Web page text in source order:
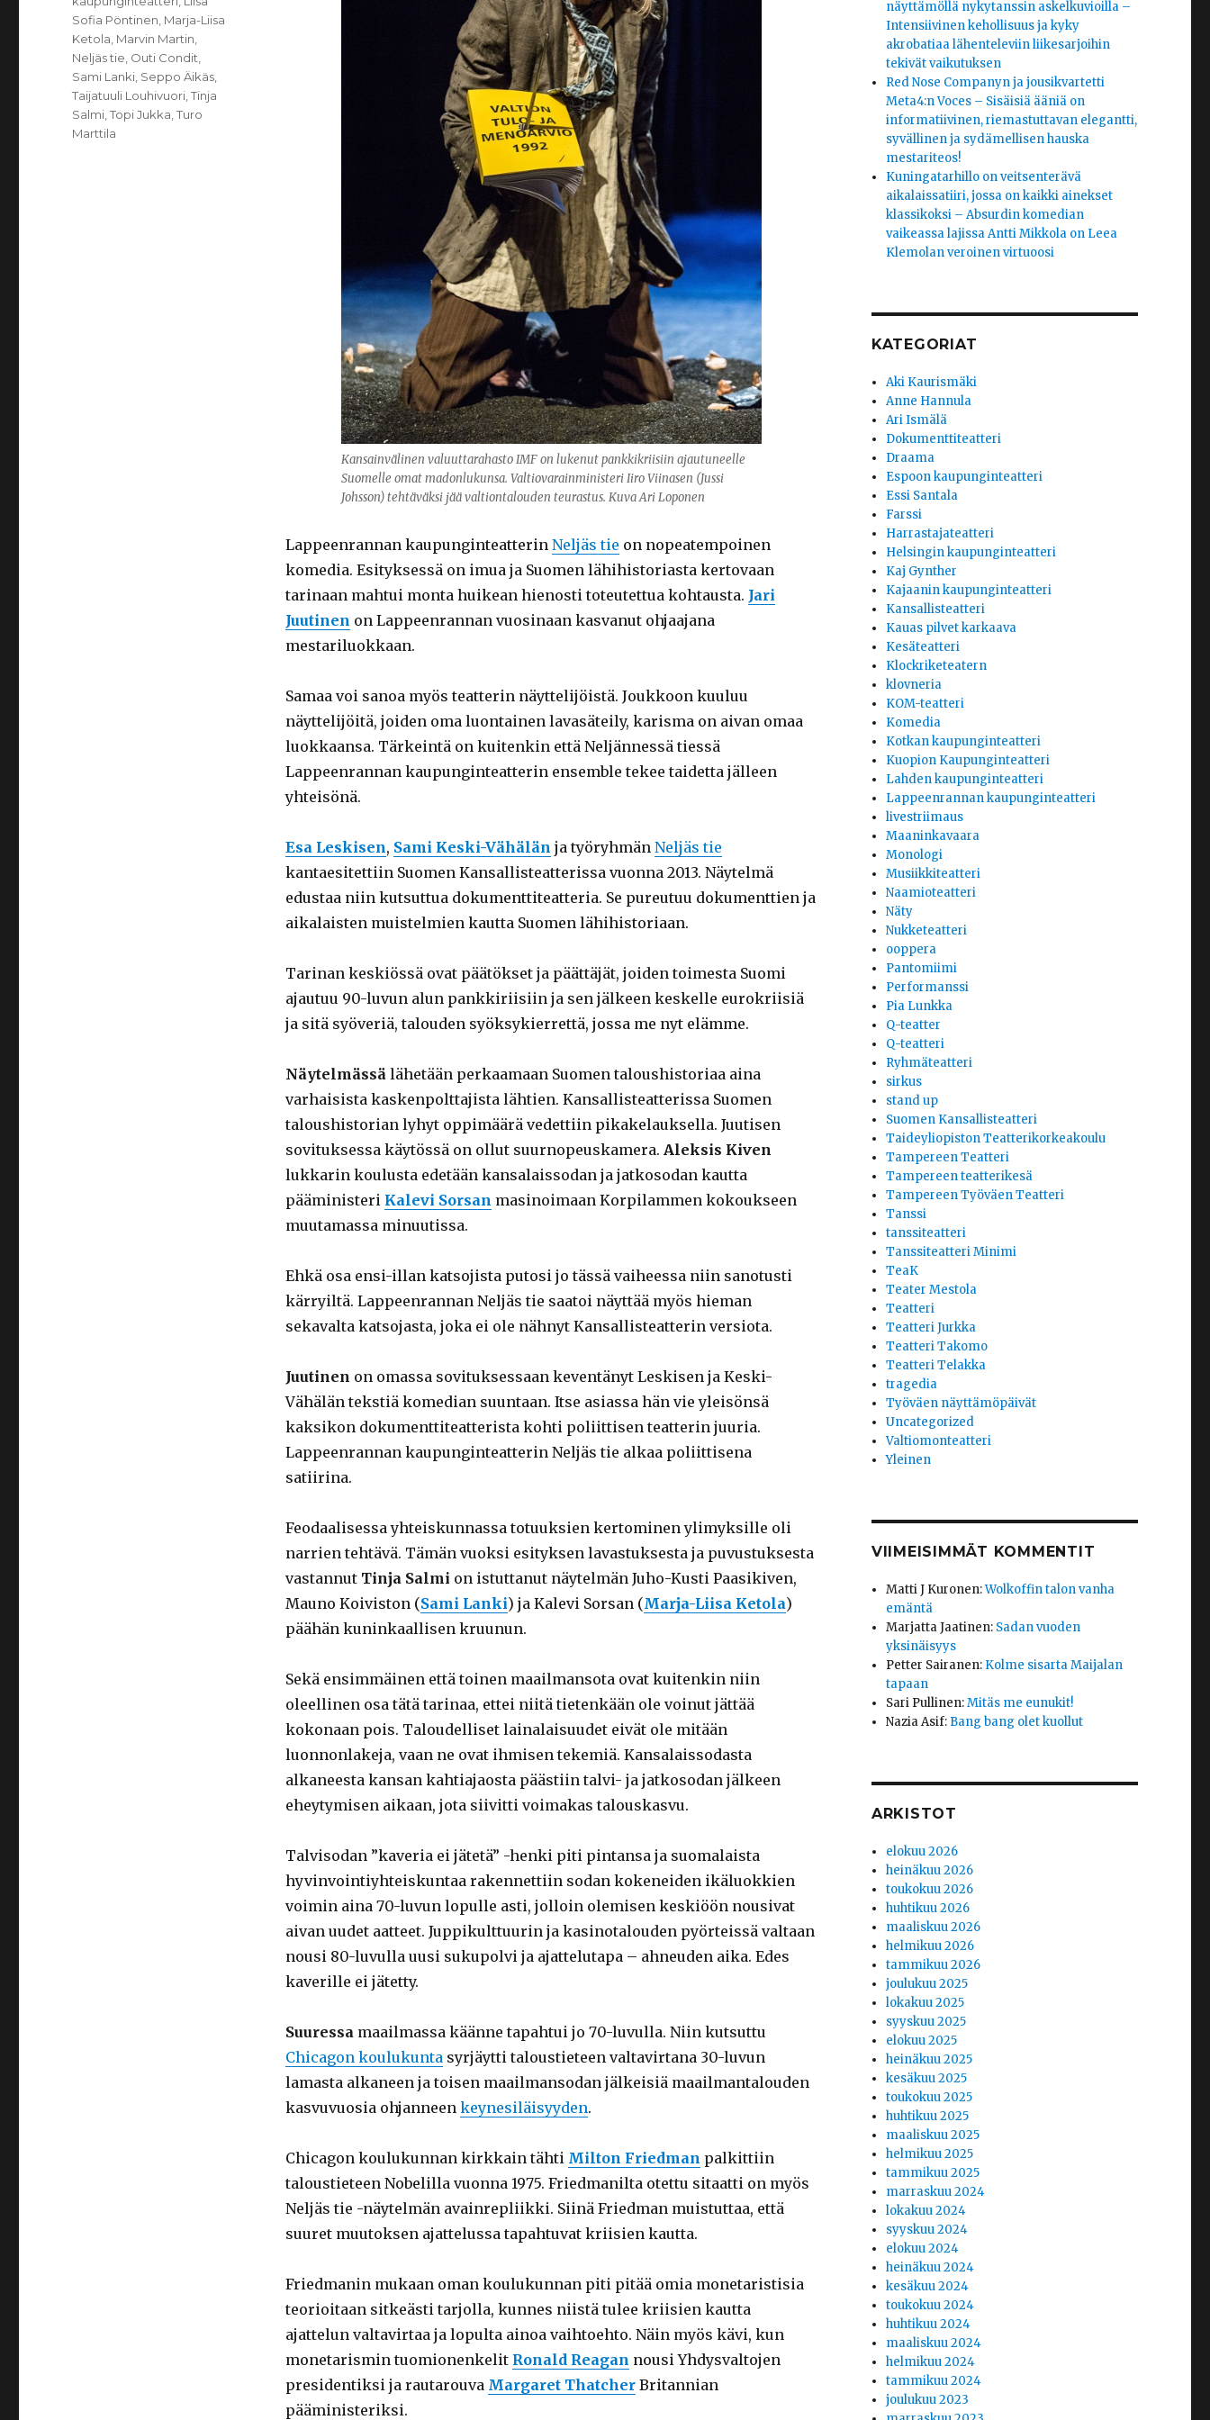
Kansainvälinen valuuttarahasto IMF on lukenut pankkikriisiin ajautuneelle
Suomelle omat madonlukunsa. Valtiovarainministeri Iiro Viinasen (Jussi
Johsson) tehtäväksi jää valtiontalouden teurastus. Kuva Ari Loponen
Lappeenrannan kaupunginteatterin Neljäs tie on nopeatempoinen
komedia. Esityksessä on imua ja Suomen lähihistoriasta kertovaan
tarinaan mahtui monta huikean hienosti toteutettua kohtausta. Jari
Juutinen on Lappeenrannan vuosinaan kasvanut ohjaajana
mestariluokkaan.
Samaa voi sanoa myös teatterin näyttelijöistä. Joukkoon kuuluu
näyttelijöitä, joiden oma luontainen lavasäteily, karisma on aivan omaa
luokkaansa. Tärkeintä on kuitenkin että Neljännessä tiessä
Lappeenrannan kaupunginteatterin ensemble tekee taidetta jälleen
yhteisönä.
Esa Leskisen, Sami Keski-Vähälän ja työryhmän Neljäs tie
kantaesitettiin Suomen Kansallisteatterissa vuonna 2013. Näytelmä
edustaa niin kutsuttua dokumenttiteatteria. Se pureutuu dokumenttien ja
aikalaisten muistelmien kautta Suomen lähihistoriaan.
Tarinan keskiössä ovat päätökset ja päättäjät, joiden toimesta Suomi
ajautuu 90-luvun alun pankkiriisiin ja sen jälkeen keskelle eurokriisiä
ja sitä syöveriä, talouden syöksykierrettä, jossa me nyt elämme.
Näytelmässä lähetään perkaamaan Suomen taloushistoriaa aina
varhaisista kaskenpolttajista lähtien. Kansallisteatterissa Suomen
taloushistorian lyhyt oppimäärä vedettiin pikakelauksella. Juutisen
sovituksessa käytössä on ollut suurnopeuskamera. Aleksis Kiven
lukkarin koulusta edetään kansalaissodan ja jatkosodan kautta
pääministeri Kalevi Sorsan masinoimaan Korpilammen kokoukseen
muutamassa minuutissa.
Ehkä osa ensi-illan katsojista putosi jo tässä vaiheessa niin sanotusti
kärryiltä. Lappeenrannan Neljäs tie saatoi näyttää myös hieman
sekavalta katsojasta, joka ei ole nähnyt Kansallisteatterin versiota.
Juutinen on omassa sovituksessaan keventänyt Leskisen ja Keski-
Vähälän tekstiä komedian suuntaan. Itse asiassa hän vie yleisönsä
kaksikon dokumenttiteatterista kohti poliittisen teatterin juuria.
Lappeenrannan kaupunginteatterin Neljäs tie alkaa poliittisena
satiirina.
Feodaalisessa yhteiskunnassa totuuksien kertominen ylimyksille oli
narrien tehtävä. Tämän vuoksi esityksen lavastuksesta ja puvustuksesta
vastannut Tinja Salmi on istuttanut näytelmän Juho-Kusti Paasikiven,
Mauno Koiviston (Sami Lanki) ja Kalevi Sorsan (Marja-Liisa Ketola)
päähän kuninkaallisen kruunun.
Sekä ensimmäinen että toinen maailmansota ovat kuitenkin niin
oleellinen osa tätä tarinaa, ettei niitä tietenkään ole voinut jättää
kokonaan pois. Taloudelliset lainalaisuudet eivät ole mitään
luonnonlakeja, vaan ne ovat ihmisen tekemiä. Kansalaissodasta
alkaneesta kansan kahtiajaosta päästiin talvi- ja jatkosodan jälkeen
eheytymisen aikaan, jota siivitti voimakas talouskasvu.
Talvisodan ”kaveria ei jätetä” -henki piti pintansa ja suomalaista
hyvinvointiyhteiskuntaa rakennettiin sodan kokeneiden ikäluokkien
voimin aina 70-luvun lopulle asti, jolloin olemisen keskiöön nousivat
aivan uudet aatteet. Juppikulttuurin ja kasinotalouden pyörteissä valtaan
nousi 80-luvulla uusi sukupolvi ja ajattelutapa – ahneuden aika. Edes
kaverille ei jätetty.
Suuressa maailmassa käänne tapahtui jo 70-luvulla. Niin kutsuttu
Chicagon koulukunta syrjäytti taloustieteen valtavirtana 30-luvun
lamasta alkaneen ja toisen maailmansodan jälkeisiä maailmantalouden
kasvuvuosia ohjanneen keynesiläisyyden.
Chicagon koulukunnan kirkkain tähti Milton Friedman palkittiin
taloustieteen Nobelilla vuonna 1975. Friedmanilta otettu sitaatti on myös
Neljäs tie -näytelmän avainrepliikki. Siinä Friedman muistuttaa, että
suuret muutoksen ajattelussa tapahtuvat kriisien kautta.
Friedmanin mukaan oman koulukunnan piti pitää omia monetaristisia
teorioitaan sitkeästi tarjolla, kunnes niistä tulee kriisien kautta
ajattelun valtavirtaa ja lopulta ainoa vaihtoehto. Näin myös kävi, kun
monetarismin tuomionenkelit Ronald Reagan nousi Yhdysvaltojen
presidentiksi ja rautarouva Margaret ThatcherBritannian
pääministeriksi.
Sofia Pöntinen Marja-Liisa
Ketola Marvin Martin
Neljäs tie Outi Condit
Sami Lanki Seppo Äikäs
Taijatuuli Louhivuori ,Tinja
Salmi ,Topi Jukka ,Turo
Marttila
näyttämöllä nykytanssin askelkuvioilla –
Intensiivinen kehollisuus ja kyky
akrobatiaa lähenteleviin liikesarjoihin
tekivät vaikutuksen
Red Nose Companyn ja jousikvartetti
Meta4:n Voces – Sisäisiä ääniä on
informatiivinen, riemastuttavan elegantti,
syvällinen ja sydämellisen hauska
mestariteos!
Kuningatarhillo on veitsenterävä
aikalaissatiiri, jossa on kaikki ainekset
klassikoksi – Absurdin komedian
vaikeassa lajissa Antti Mikkola on Leea
Klemolan veroinen virtuoosi
KATEGORIAT
Aki Kaurismäki
Anne Hannula
Ari Ismälä
Dokumenttiteatteri
Draama
Espoon kaupunginteatteri
Essi Santala
Farssi
Harrastajateatteri
Helsingin kaupunginteatteri
Kaj Gynther
Kajaanin kaupunginteatteri
Kansallisteatteri
Kauas pilvet karkaava
Kesäteatteri
Klockriketeatern
klovneria
KOM-teatteri
Komedia
Kotkan kaupunginteatteri
Kuopion Kaupunginteatteri
Lahden kaupunginteatteri
Lappeenrannan kaupunginteatteri
livestriimaus
Maaninkavaara
Monologi
Musiikkiteatteri
Naamioteatteri
Näty
Nukketeatteri
ooppera
Pantomiimi
Performanssi
Pia Lunkka
Q-teatter
Q-teatteri
Ryhmäteatteri
sirkus
stand up
Suomen Kansallisteatteri
Taideyliopiston Teatterikorkeakoulu
Tampereen Teatteri
Tampereen teatterikesä
Tampereen Työväen Teatteri
Tanssi
tanssiteatteri
Tanssiteatteri Minimi
TeaK
Teater Mestola
Teatteri
Teatteri Jurkka
Teatteri Takomo
Teatteri Telakka
tragedia
Työväen näyttämöpäivät
Uncategorized
Valtiomonteatteri
Yleinen
VIIMEISIMMÄT KOMMENTIT
Matti J Kuronen:Wolkoffin talon vanha
emäntä
Marjatta Jaatinen: Sadan vuoden
yksinäisyys
Petter Sairanen: Kolme sisarta Maijalan
tapaan
Sari Pullinen:Mitäs me eunukit!
Nazia Asif: Bang bang olet kuollut
ARKISTOT
elokuu 2026
heinäkuu 2026
toukokuu 2026
huhtikuu 2026
maaliskuu 2026
helmikuu 2026
tammikuu 2026
joulukuu 2025
lokakuu 2025
syyskuu 2025
elokuu 2025
heinäkuu 2025
kesäkuu 2025
toukokuu 2025
huhtikuu 2025
maaliskuu 2025
helmikuu 2025
tammikuu 2025
marraskuu 2024
lokakuu 2024
syyskuu 2024
elokuu 2024
heinäkuu 2024
kesäkuu 2024
toukokuu 2024
huhtikuu 2024
maaliskuu 2024
helmikuu 2024
tammikuu 2024
joulukuu 2023